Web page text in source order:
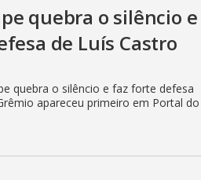
quebra o silêncio e
de Luís Castro
quebra o silêncio e faz forte defesa
apareceu primeiro em Portal do